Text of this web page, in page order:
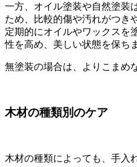
一方、オイル塗装や自然塗装
ため、比較的傷や汚れがつき
定期的にオイルやワックスを
性を高め、美しい状態を保ち
無塗装の場合は、よりこまめ
木材の種類別のケア
木材の種類によっても、手入